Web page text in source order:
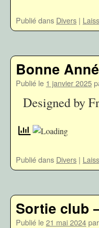
Publié dans Divers |
Bonne
Publié le 1 janvier 2025
Designed by
Publié dans Divers |
Sortie club
Publié le21 mai 2024par